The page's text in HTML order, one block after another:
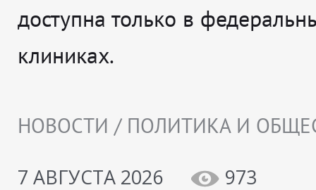
доступна только в
клиниках.
НОВОСТИ / ПОЛИТИКА И
7 АВГУСТА 2026
973